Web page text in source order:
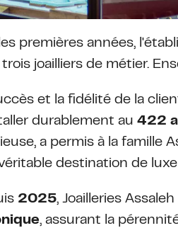
premières années,
joailliers de métier.
et la fidélité de la
durablement au 422
a permis à la famille
destination de luxe
2025, Joailleries
, assurant la